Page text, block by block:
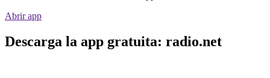
Abrir app
Descarga la app gratuita: radio.net